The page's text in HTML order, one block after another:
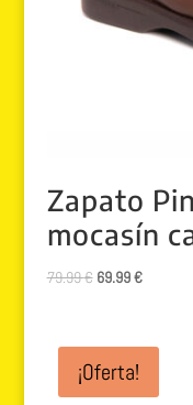
Zapato
mocasín
79.99€ El
era:
79.99 €.
69.99€El
es:
¡Oferta!